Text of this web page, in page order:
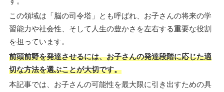
この領域は「脳の司令塔」とも呼ばれ、お子さんの将来の学
習能力や社会性、そして人生の豊かさを左右する重要な役割
を担っています。
前頭前野を発達させるには、お子さんの発達段階に応じた適
切な方法を選ぶことが大切です。
本記事では、お子さんの可能性を最大限に引き出すための具